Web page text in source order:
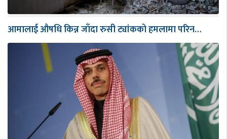
आमालाई औषधि किन्न जाँदा रुसी ट्यांकको हमलामा परिन…